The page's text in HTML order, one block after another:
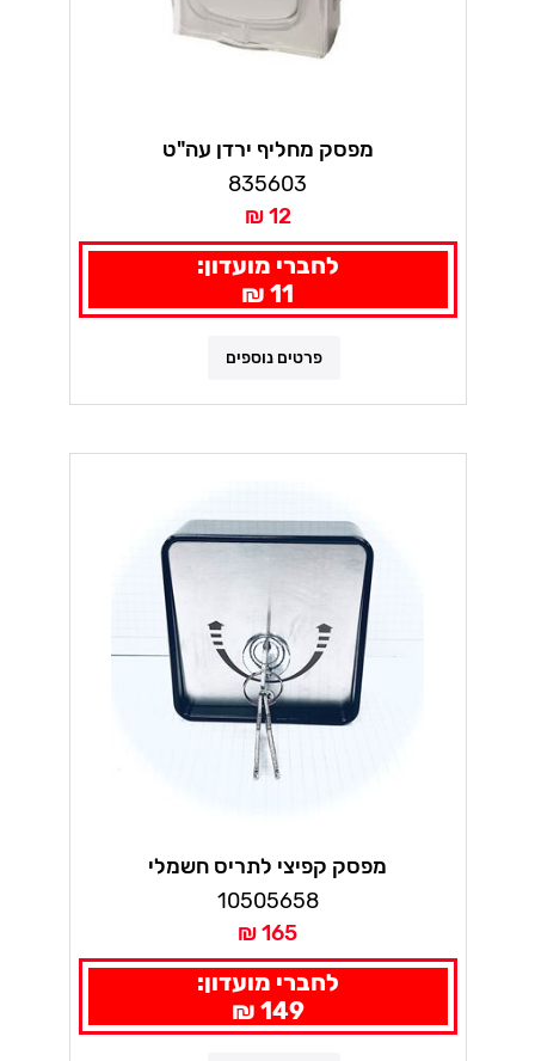
מפסק מחליף ירדן עה"ט
835603
12 ₪
לחברי מועדון:
11 ₪
פרטים נוספים
מפסק קפיצי לתריס חשמלי
10505658
165 ₪
לחברי מועדון:
149 ₪